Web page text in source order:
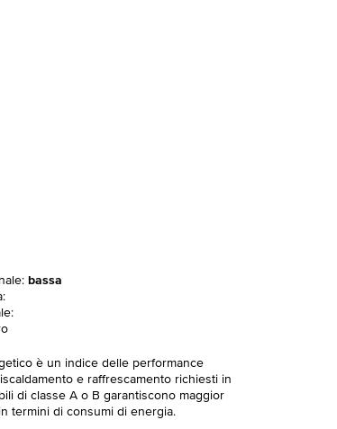
bassa
è un indice delle performance
e raffrescamento richiesti in
di classe A o B garantiscono maggior
termini di consumi di energia.